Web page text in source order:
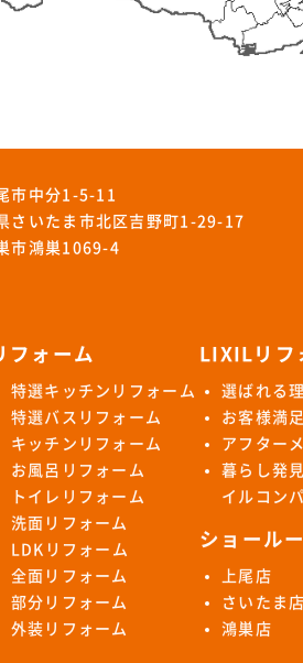
市中分1-5-11
さいたま市北区吉野町1-29-17
市鴻巣1069-4
フォーム
特選キッチンリフォーム
特選バスリフォーム
キッチンリフォーム
お風呂リフォーム
トイレリフォーム
洗面リフォーム
LDKリフォーム
全面リフォーム
部分リフォーム
外装リフォーム
LIXILリ
選ばれる
お客様満
アフター
暮らし発
イルコン
ショール
上尾店
さいたま店
鴻巣店